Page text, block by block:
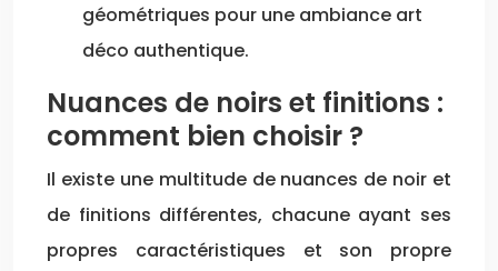
géométriques pour une ambiance art
déco authentique.
Nuances de noirs et finitions :
comment bien choisir ?
Il existe une multitude de nuances de noir et
de finitions différentes, chacune ayant ses
propres caractéristiques et son propre